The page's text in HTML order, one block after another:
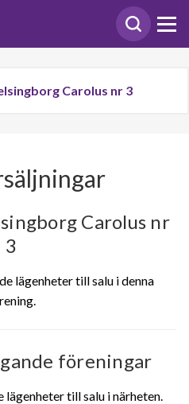
Carolus nr 3
Carolus nr
3
lägenheter till salu i denna
föreningar
till salu i närheten.